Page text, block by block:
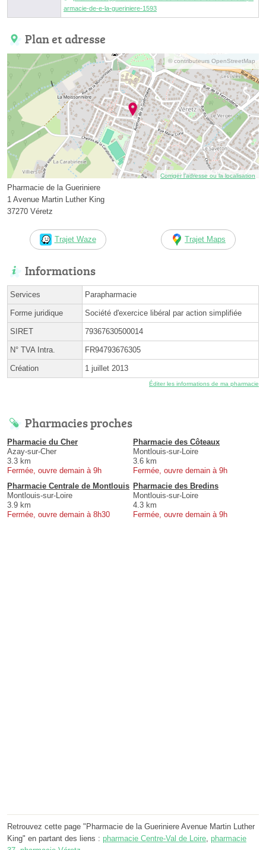
armacie-de-e-la-gueriniere-1593
Plan et adresse
© contributeurs OpenStreetMap
Corriger l’adresse ou la localisation
Pharmacie de la Gueriniere
1 Avenue Martin Luther King
37270 Véretz
Trajet Waze Trajet Maps
Informations
Services Parapharmacie
Forme juridique Société d'exercice libéral par action simplifiée
SIRET 79367630500014
N° TVA Intra. FR94793676305
Création 1 juillet 2013
Éditer les informations de ma pharmacie
Pharmacies proches
Pharmacie du Cher
Azay-sur-Cher
3.3 km
Fermée, ouvre demain à 9h
Pharmacie des Côteaux
Montlouis-sur-Loire
3.6 km
Fermée, ouvre demain à 9h
Pharmacie Centrale de Montlouis
Montlouis-sur-Loire
3.9 km
Fermée, ouvre demain à 8h30
Pharmacie des Bredins
Montlouis-sur-Loire
4.3 km
Fermée, ouvre demain à 9h
Retrouvez cette page "Pharmacie de la Gueriniere Avenue Martin Luther
King" en partant des liens : pharmacie Centre-Val de Loire, pharmacie